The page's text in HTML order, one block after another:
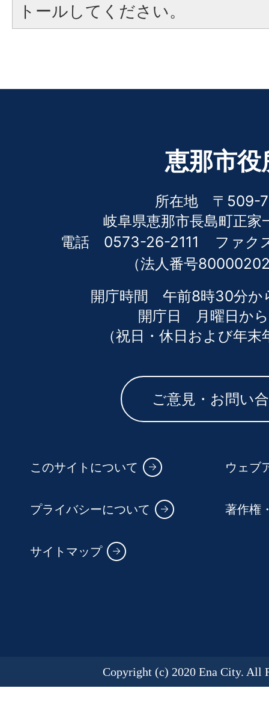
トールしてください。
恵那市役
所在地 〒509-
岐阜県恵那市長島町正家
電話 0573-26-2111
ファ
（法人番号
開庁時間 午前8時30分か
開庁日 月曜日か
（祝日・休日および年
ご意見・お問い
このサイトについて ウェブ
プライバシーについて 著作権
サイトマップ
Copyright (c) 2020 Ena City. All